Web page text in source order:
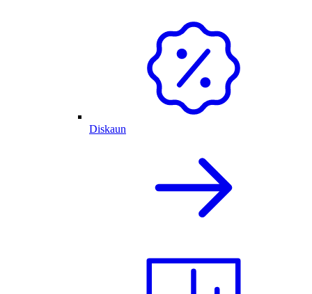
Diskaun